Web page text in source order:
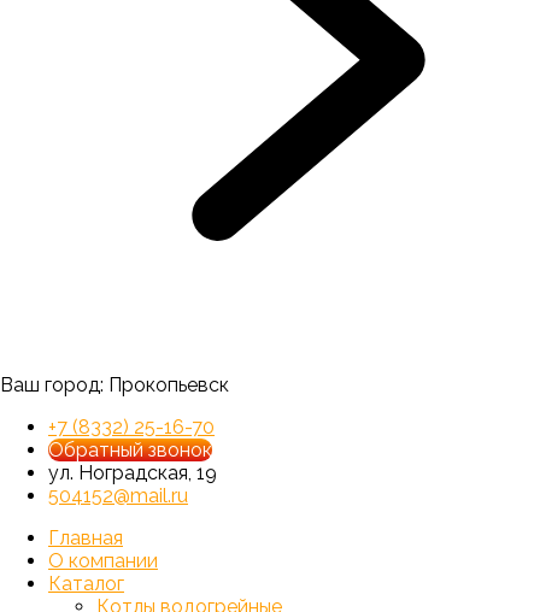
Ваш город: Прокопьевск
+7 (8332) 25-16-70
Обратный звонок
ул. Ноградская, 19
504152@mail.ru
Главная
О компании
Каталог
Котлы водогрейные